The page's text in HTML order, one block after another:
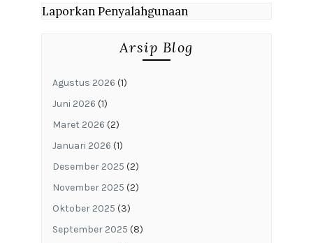
Laporkan Penyalahgunaan
Arsip Blog
Agustus 2026 (1)
Juni 2026 (1)
Maret 2026 (2)
Januari 2026 (1)
Desember 2025 (2)
November 2025 (2)
Oktober 2025 (3)
September 2025 (8)